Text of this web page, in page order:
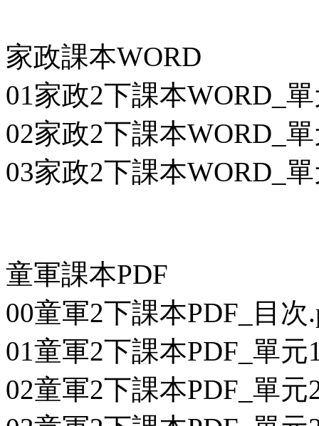
家政課本WORD
01家政2下課本WORD_
02家政2下課本WORD_
03家政2下課本WORD_
童軍課本PDF
00童軍2下課本PDF_目次
01童軍2下課本PDF_單
02童軍2下課本PDF_單